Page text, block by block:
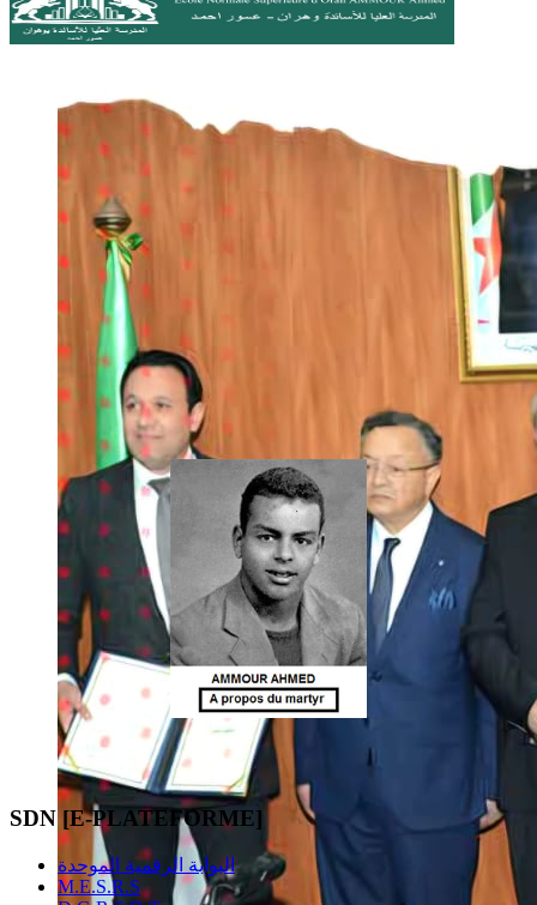
SDN [E-PLATEFORME]
البوابة الرقمية الموحدة
M.E.S.R.S